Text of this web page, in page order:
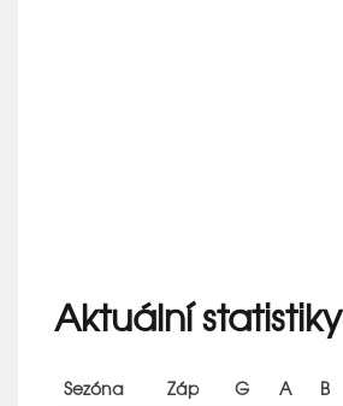
Aktuální statistiky
Sezóna Záp G A B